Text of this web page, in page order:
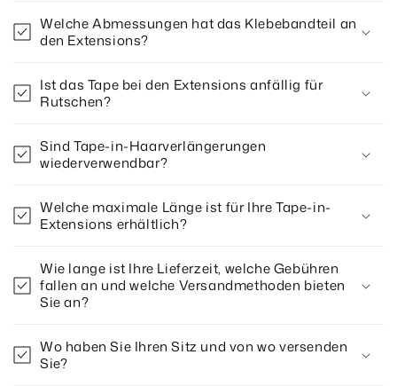
Welche Abmessungen hat das Klebebandteil an
den Extensions?
Ist das Tape bei den Extensions anfällig für
Rutschen?
Sind Tape-in-Haarverlängerungen
wiederverwendbar?
Welche maximale Länge ist für Ihre Tape-in-
Extensions erhältlich?
Wie lange ist Ihre Lieferzeit, welche Gebühren
fallen an und welche Versandmethoden bieten
Sie an?
Wo haben Sie Ihren Sitz und von wo versenden
Sie?